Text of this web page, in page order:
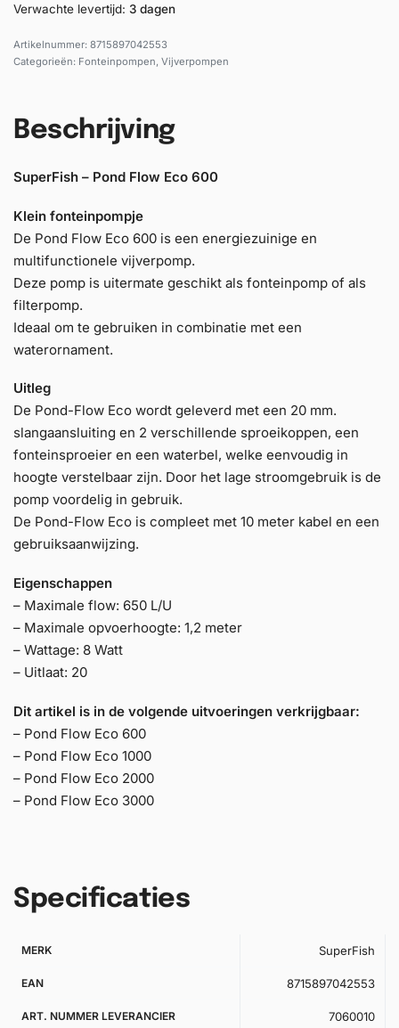
Verwachte levertijd: 3 dagen
8715897042553
Categorieën: Fonteinpompen, Vijverpompen
Beschrijving
SuperFish – Pond Flow Eco 600
Klein fonteinpompje
De Pond Flow Eco 600 is een energiezuinige en
multifunctionele vijverpomp.
Deze pomp is uitermate geschikt als fonteinpomp of als
filterpomp.
Ideaal om te gebruiken in combinatie met een
waterornament.
Uitleg
De Pond-Flow Eco wordt geleverd met een 20 mm.
slangaansluiting en 2 verschillende sproeikoppen, een
fonteinsproeier en een waterbel, welke eenvoudig in
hoogte verstelbaar zijn. Door het lage stroomgebruik is de
pomp voordelig in gebruik.
De Pond-Flow Eco is compleet met 10 meter kabel en een
gebruiksaanwijzing.
Eigenschappen
– Maximale flow: 650 L/U
– Maximale opvoerhoogte: 1,2 meter
– Wattage: 8 Watt
– Uitlaat: 20
Dit artikel is in de volgende uitvoeringen verkrijgbaar:
– Pond Flow Eco 600
– Pond Flow Eco 1000
– Pond Flow Eco 2000
– Pond Flow Eco 3000
Specificaties
MERK SuperFish
EAN 8715897042553
ART. NUMMER LEVERANCIER 7060010